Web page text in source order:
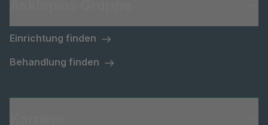
Einrichtung finden
Behandlung finden